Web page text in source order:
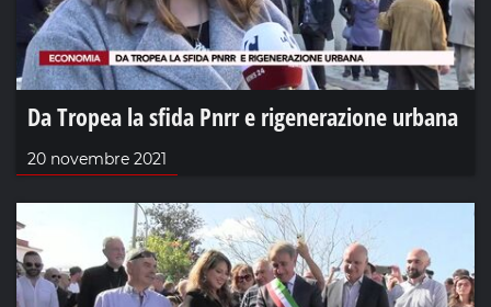
Da Tropea la sfida Pnrr e rigenerazione urbana
20 novembre 2021